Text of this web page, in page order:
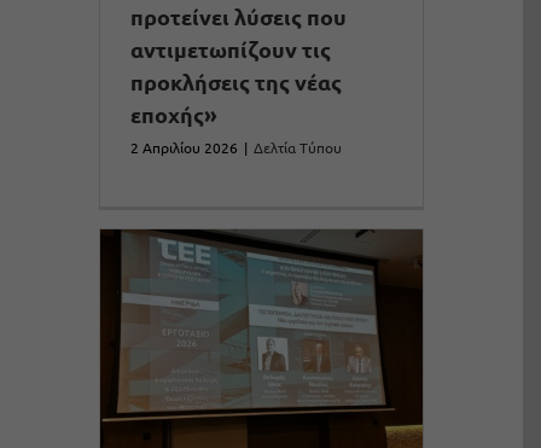
προτείνει λύσεις που
αντιμετωπίζουν τις
προκλήσεις της νέας
εποχής»
2 Απριλίου 2026 | Δελτία Τύπου